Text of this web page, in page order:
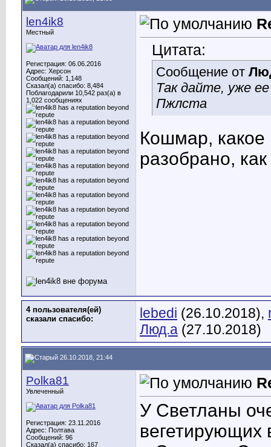
len4ik8
Местный
Регистрация: 06.06.2016
Адрес: Херсон
Сообщений: 1,148
Сказал(а) спасибо: 8,484
Поблагодарили 10,542 раз(а) в
1,022 сообщениях
Цитата:
Сообщение от
Так дайте, уже
Пжлста
Кошмар,
разобрано,
4 пользователя(ей)
сказали cпасибо:
lebedi (26.10.2018),
Люд.а (27.10.2018)
26.10.2018, 21:44
Polka81
Увлеченный
Регистрация: 23.11.2016
Адрес: Полтава
Сообщений: 96
Сказал(а) спасибо: 167
У Светланы
вегетирующих